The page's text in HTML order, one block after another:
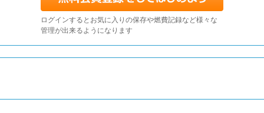
ログインするとお気に入りの保存や燃費記録など様々な
管理が出来るようになります